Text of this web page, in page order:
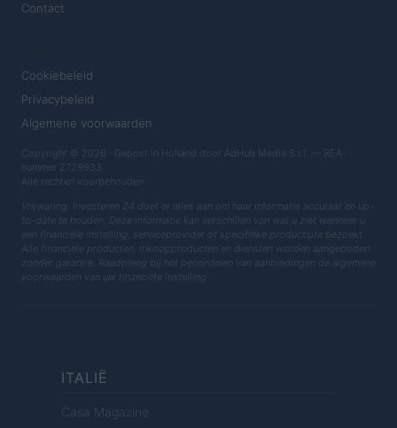
Contact
Cookiebeleid
Privacybeleid
Algemene voorwaarden
Copyright © 2026 · Gepost in Holland door AdHub Media S.r.l. — REA-
nummer 2729933
Alle rechten voorbehouden
Vrijwaring: Investeren 24 doet er alles aan om haar informatie accuraat en up-
to-date te houden. Deze informatie kan verschillen van wat u ziet wanneer u
een financiële instelling, serviceprovider of specifieke productsite bezoekt.
Alle financiële producten, inkoopproducten en diensten worden aangeboden
zonder garantie. Raadpleeg bij het beoordelen van aanbiedingen de algemene
voorwaarden van uw financiële instelling.
ITALIË
Casa Magazine